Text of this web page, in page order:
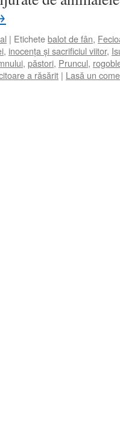
| Etichetebalot de fân,
, inocența și sacrificiul viitor,
, păstori, Pruncul,
a răsărit | Lasă un